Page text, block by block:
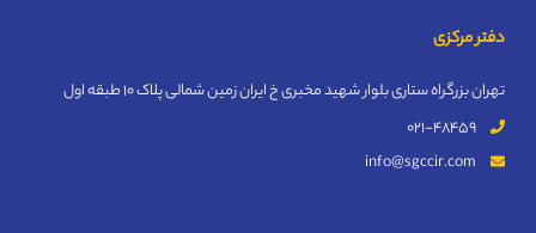
دفتر مرکزی
تهران بزرگراه ستاری بلوار شهید مخبری خ ایران زمین شمالی پلاک 10 طبقه اول